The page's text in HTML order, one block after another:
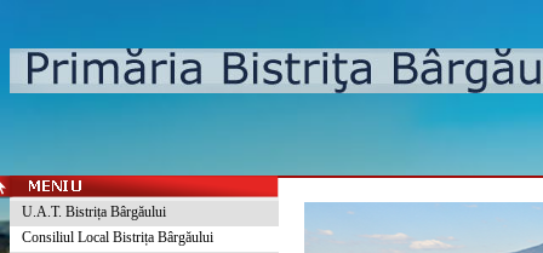
U.A.T. Bistrița Bârgăului
Consiliul Local Bistrița Bârgăului